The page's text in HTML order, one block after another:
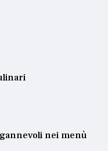
nei menù